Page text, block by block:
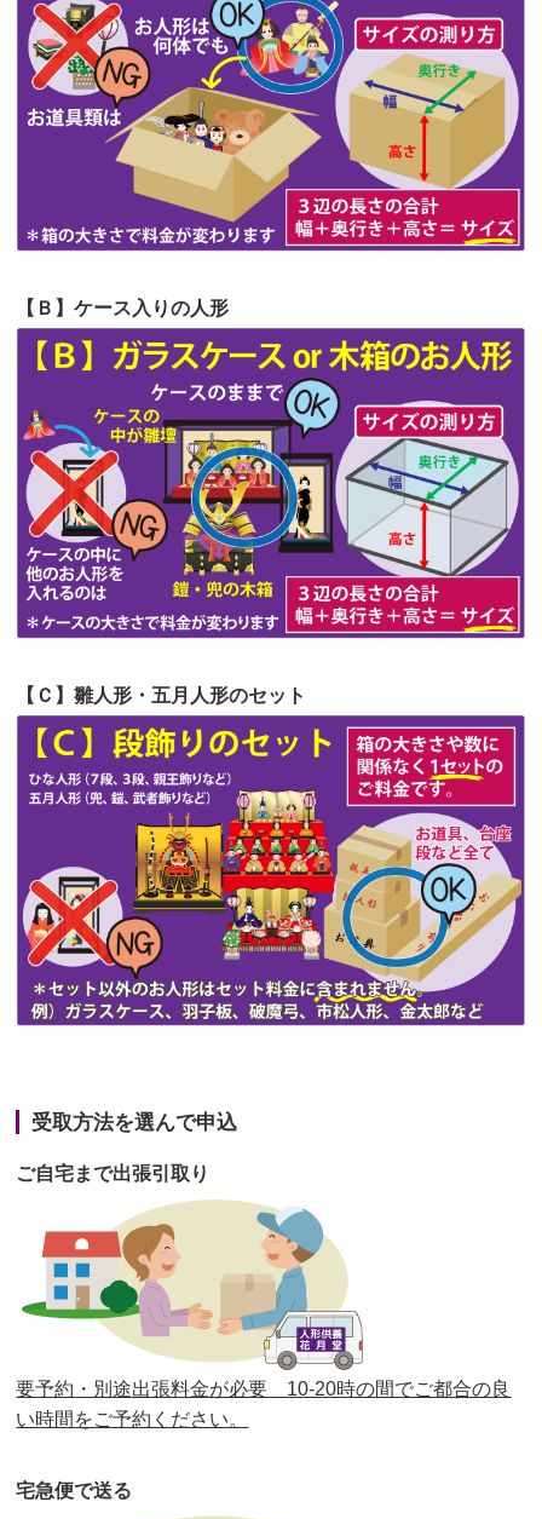
てくださる...
第62回人形供養祭令和5年6月21日(水)
第61回人形供養祭 令和5年5月19日(金)
第60回人形供養祭令和5年3月28日(火)
第59回人形供養祭 令和5年2月10日(金)
第58回人形供養祭令和5年12月21日(水)
第56回人形供養祭 令和4年10月19日(水)
第55回人形供養祭令和4年9月8日(木)
第54回人形供養祭令和4年8月1日(月)
第53回人形供養祭令和4年7月1日(金)
第52回人形供養祭令和4年5月17日(火)
第51回人形供養祭令和4年4月18日(月)
第50回人形供養祭令和4年3月15日(火)
第49回人形供養祭令和4年1月17日(月)
第48回人形供養祭令和3年12月3日(金)
第47回人形供養祭 令和3年10月11日(月)
第46回人形供養祭 令和3年9月13日(月)
第45回人形供養祭令和3年7月12日(月)
第44回人形供養祭令和3年6月3日(木)
第43回人形供養祭令和3年4月23日(金)
第39回人形供養祭令和2年10月22日(木)
第38回人形供養祭 令和2年8月26日(水)
第37回人形供養祭 令和2年6月8日(月)
第36回人形供養祭 令和2年4月16日(木)
第35回人形供養祭令和2年2月13日(木)
第33回人形供養祭
【Ｂ】ケース入りの人形
【Ｃ】雛人形・五月人形のセット
受取方法を選んで申込
ご自宅まで出張引取り
要予約・別途出張料金が必要 10-20時の間でご都合の良
い時間をご予約ください。
宅急便で送る